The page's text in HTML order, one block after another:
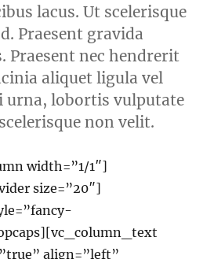
lacus. Ut scelerisque
Praesent gravida
Praesent nec hendrerit
aliquet ligula vel
urna, lobortis vulputate
non velit.
width=”1/1″]
size=”20″]
align=”left”